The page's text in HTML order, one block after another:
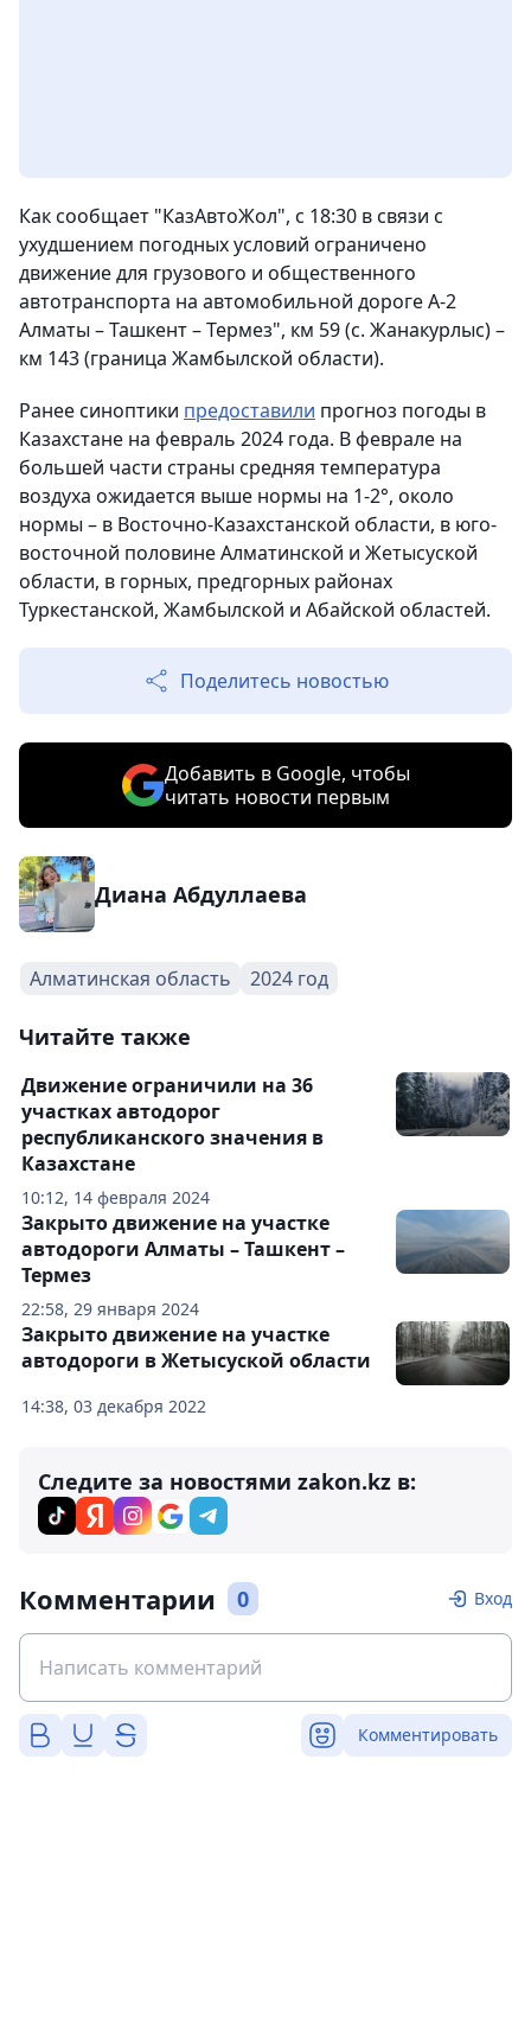
Как сообщает "КазАвтоЖол", с 18:30 в связи с
ухудшением погодных условий ограничено
движение для грузового и общественного
автотранспорта на автомобильной дороге А-2
Алматы – Ташкент – Термез", км 59 (с. Жанакурлыс) –
км 143 (граница Жамбылской области).
Ранее синоптики предоставили прогноз погоды в
Казахстане на февраль 2024 года. В феврале на
большей части страны средняя температура
воздуха ожидается выше нормы на 1-2°, около
нормы – в Восточно-Казахстанской области, в юго-
восточной половине Алматинской и Жетысуской
области, в горных, предгорных районах
Туркестанской, Жамбылской и Абайской областей.
Поделитесь новостью
Добавить в Google, чтобы
читать новости первым
Диана Абдуллаева
Алматинская область 2024 год
Читайте также
10:12, 14 февраля 2024
Движение ограничили на 36
участках автодорог
республиканского значения в
Казахстане
22:58, 29 января 2024
Закрыто движение на участке
автодороги Алматы – Ташкент –
Термез
14:38, 03 декабря 2022
Закрыто движение на участке
автодороги в Жетысуской области
Следите за новостями zakon.kz в:
Комментарии 0 Вход
Комментировать